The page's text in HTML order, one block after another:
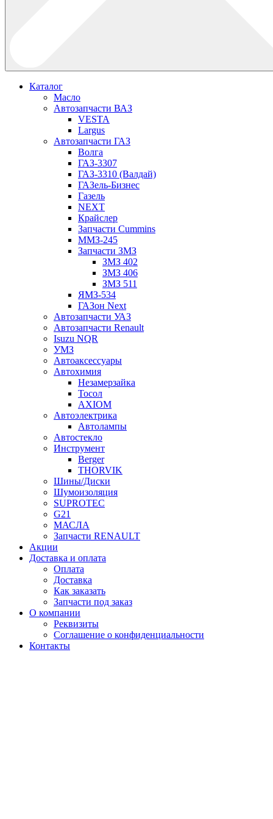
Каталог
Масло
Автозапчасти ВАЗ
VESTA
Largus
Автозапчасти ГАЗ
Волга
ГАЗ-3307
ГАЗ-3310 (Валдай)
ГАЗель-Бизнес
Газель
NEXT
Крайслер
Запчасти Cummins
ММЗ-245
Запчасти ЗМЗ
ЗМЗ 402
ЗМЗ 406
ЗМЗ 511
ЯМЗ-534
ГАЗон Next
Автозапчасти УАЗ
Автозапчасти Renault
Isuzu NQR
УМЗ
Автоаксессуары
Автохимия
Незамерзайка
Тосол
AXIOM
Автоэлектрика
Автолампы
Автостекло
Инструмент
Berger
THORVIK
Шины/Диски
Шумоизоляция
SUPROTEC
G21
МАСЛА
Запчасти RENAULT
Акции
Доставка и оплата
Оплата
Доставка
Как заказать
Запчасти под заказ
О компании
Реквизиты
Соглашение о конфиденциальности
Контакты